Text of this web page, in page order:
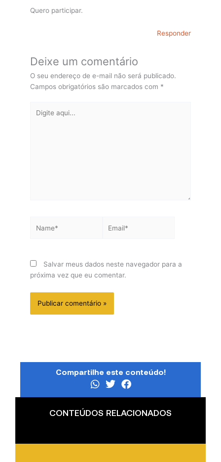
Quero participar.
Responder
Deixe um comentário
O seu endereço de e-mail não será publicado.
Campos obrigatórios são marcados com *
aqui...
Salvar meus dados neste navegador para a
próxima vez que eu comentar.
Compartilhe este conteúdo!
CONTEÚDOS RELACIONADOS